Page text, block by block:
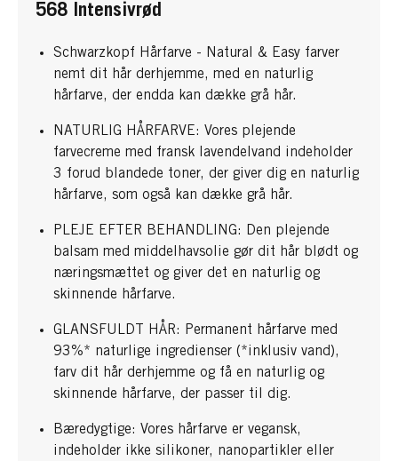
568 Intensivrød
Schwarzkopf Hårfarve - Natural & Easy farver
nemt dit hår derhjemme, med en naturlig
hårfarve, der endda kan dække grå hår.
NATURLIG HÅRFARVE: Vores plejende
farvecreme med fransk lavendelvand indeholder
3 forud blandede toner, der giver dig en naturlig
hårfarve, som også kan dække grå hår.
PLEJE EFTER BEHANDLING: Den plejende
balsam med middelhavsolie gør dit hår blødt og
næringsmættet og giver det en naturlig og
skinnende hårfarve.
GLANSFULDT HÅR: Permanent hårfarve med
93%* naturlige ingredienser (*inklusiv vand),
farv dit hår derhjemme og få en naturlig og
skinnende hårfarve, der passer til dig.
Bæredygtige: Vores hårfarve er vegansk,
indeholder ikke silikoner, nanopartikler eller